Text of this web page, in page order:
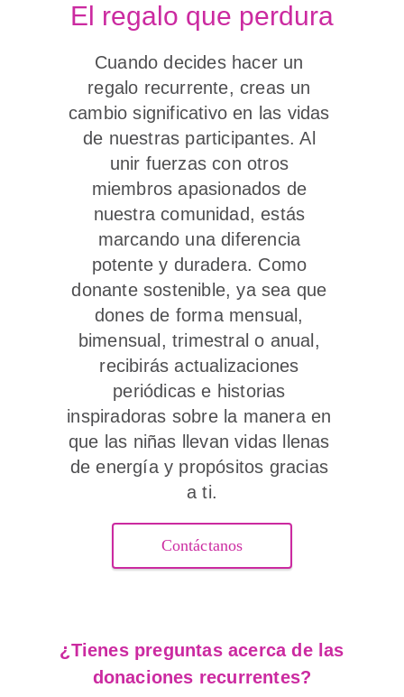
El regalo que perdura
Cuando decides hacer un
regalo recurrente, creas un
cambio significativo en las vidas
de nuestras participantes. Al
unir fuerzas con otros
miembros apasionados de
nuestra comunidad, estás
marcando una diferencia
potente y duradera. Como
donante sostenible, ya sea que
dones de forma mensual,
bimensual, trimestral o anual,
recibirás actualizaciones
periódicas e historias
inspiradoras sobre la manera en
que las niñas llevan vidas llenas
de energía y propósitos gracias
a ti.
Contáctanos
¿Tienes preguntas acerca de las
donaciones recurrentes?